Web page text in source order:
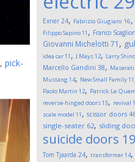
, pick-
Exner 24, Fabrizio Giugiaro 16,
Filippo Sapino11 , Franco
Giovanni Michelotti 71 ,
idea car11 , J Mays12, Larry
Marcello Gandini 38, Maserati
Mustang 14, New Small Family11
Paolo Martin 12, Patrick Le
reverse-hinged doors15, revival
scale model 11 , scissor doors
single-seater 62, sliding
suicide doors
Tom Tjaarda 24, transformer14,